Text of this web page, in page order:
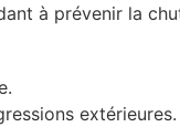
à prévenir la
extérieures.